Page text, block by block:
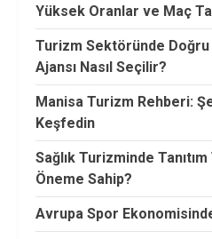
Yüksek Oranlar ve Maç
Turizm Sektöründe Doğru
Ajansı Nasıl Seçilir?
Manisa Turizm Rehberi:
Keşfedin
Sağlık Turizminde
Öneme Sahip?
Avrupa Spor